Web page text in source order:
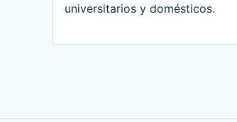
universitarios y domésticos.